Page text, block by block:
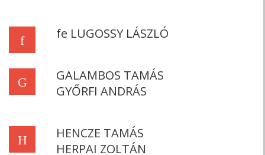
f fe LUGOSSY LÁSZLÓ
G
GALAMBOS TAMÁS
GYŐRFI ANDRÁS
H
HENCZE TAMÁS
HERPAI ZOLTÁN